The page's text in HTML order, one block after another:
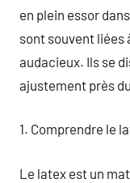
en plein essor
sont souvent liées
audacieux. Ils se
ajustement près
1. Comprendre le
Le latex est un